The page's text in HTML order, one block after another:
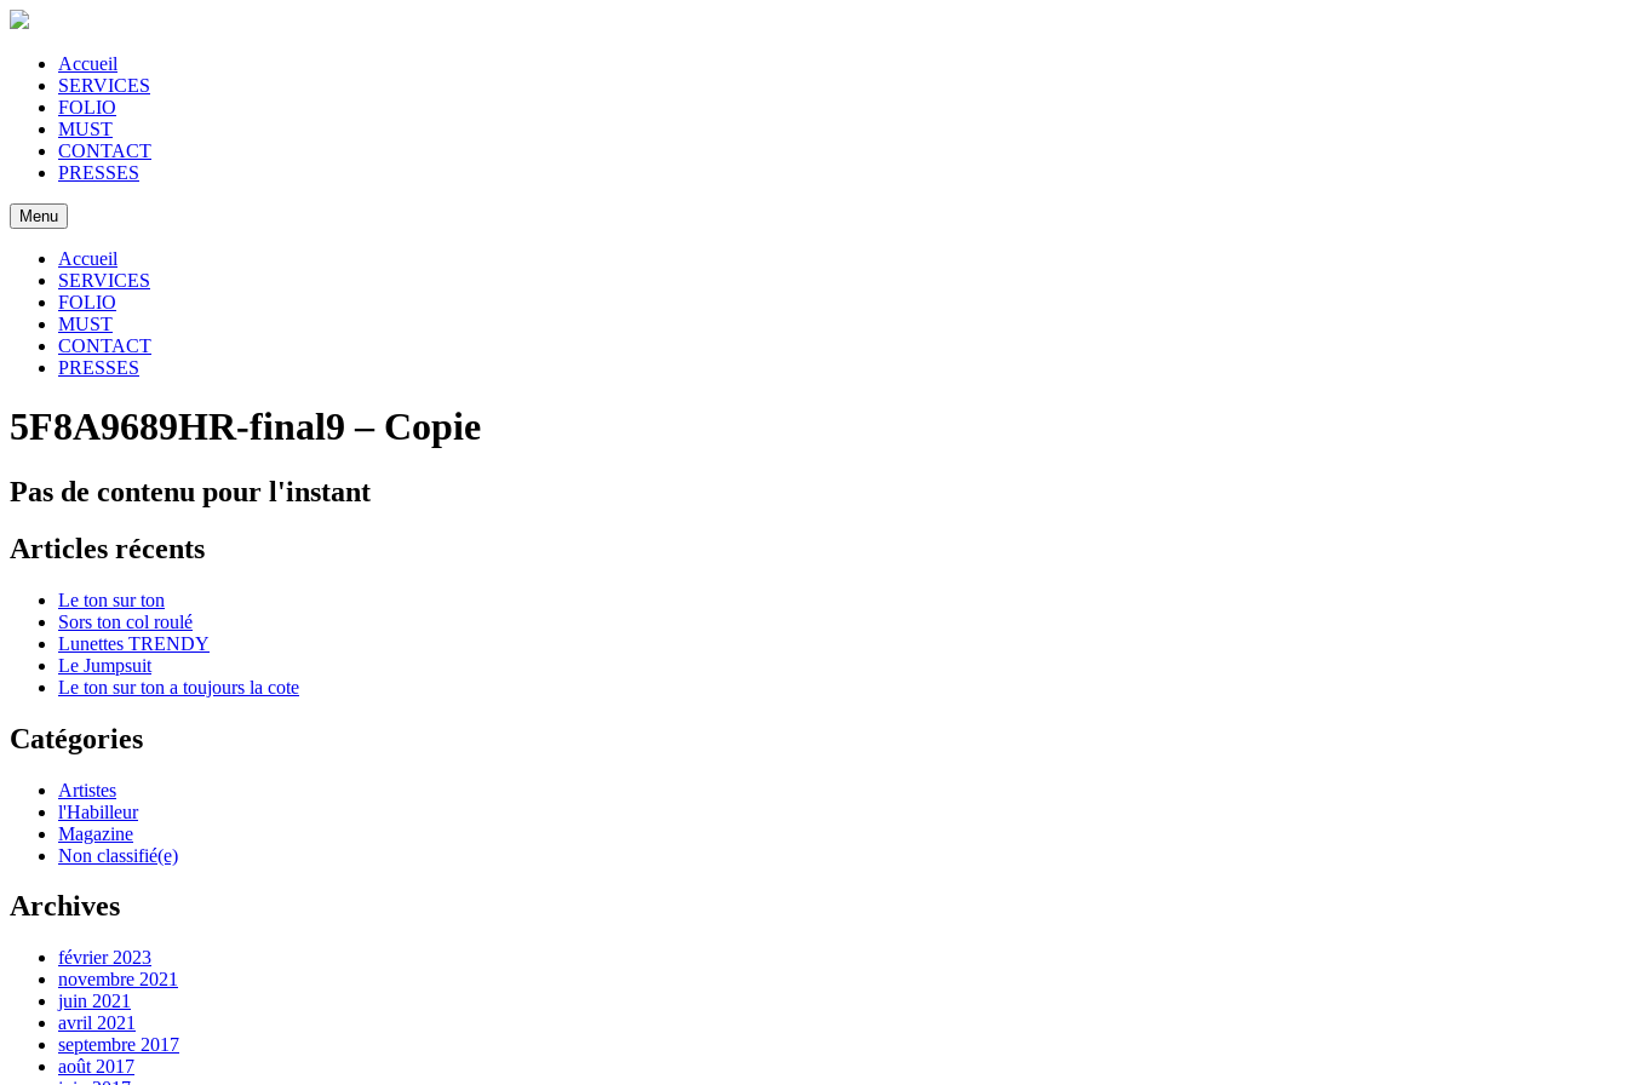
Accueil
SERVICES
FOLIO
MUST
CONTACT
PRESSES
Menu
Accueil
SERVICES
FOLIO
MUST
CONTACT
PRESSES
5F8A9689HR-final9 – Copie
Pas de contenu pour l'instant
Articles récents
Le ton sur ton
Sors ton col roulé
Lunettes TRENDY
Le Jumpsuit
Le ton sur ton a toujours la cote
Catégories
Artistes
l'Habilleur
Magazine
Non classifié(e)
Archives
février 2023
novembre 2021
juin 2021
avril 2021
septembre 2017
août 2017